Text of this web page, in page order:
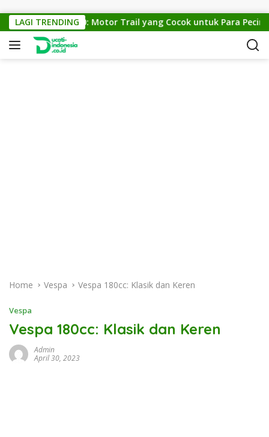
LAGI TRENDING
KTM Cross 150: Motor Trail yang Cocok untuk Para Pecinta
Home Vespa Vespa 180cc: Klasik dan Keren
Vespa
Vespa 180cc: Klasik dan Keren
Admin
April 30, 2023